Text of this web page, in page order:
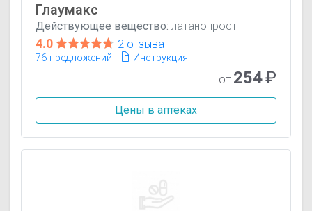
Глаумакс
Действующее вещество: латанопрост
4.0 2 отзыва
76 предложений Инструкция
от 254₽
Цены в аптеках